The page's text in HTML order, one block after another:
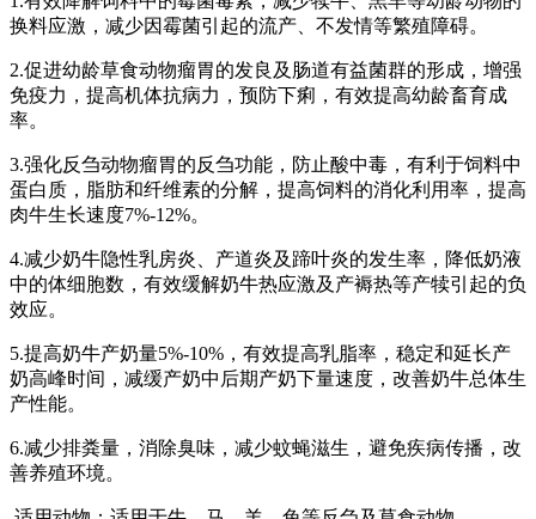
换料应激，减少因霉菌引起的流产、不发情等繁殖障碍。
2.促进幼龄草食动物瘤胃的发良及肠道有益菌群的形成，增强
免疫力，提高机体抗病力，预防下痢，有效提高幼龄畜育成
率。
3.强化反刍动物瘤胃的反刍功能，防止酸中毒，有利于饲料中
蛋白质，脂肪和纤维素的分解，提高饲料的消化利用率，提高
肉牛生长速度7%-12%。
4.减少奶牛隐性乳房炎、产道炎及蹄叶炎的发生率，降低奶液
中的体细胞数，有效缓解奶牛热应激及产褥热等产犊引起的负
效应。
5.提高奶牛产奶量5%-10%，有效提高乳脂率，稳定和延长产
奶高峰时间，减缓产奶中后期产奶下量速度，改善奶牛总体生
产性能。
6.减少排粪量，消除臭味，减少蚊蝇滋生，避免疾病传播，改
善养殖环境。